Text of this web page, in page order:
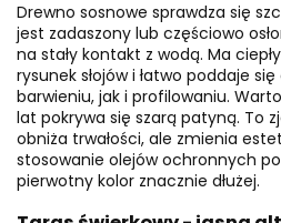
Drewno sosnowe sprawdza się
jest zadaszony lub częściowo
na stały kontakt z wodą. Ma
rysunek słojów i łatwo poddaje
barwieniu, jak i profilowaniu.
lat pokrywa się szarą patyną. To
obniża trwałości, ale zmienia
stosowanie olejów ochronnych
pierwotny kolor znacznie dłużej.